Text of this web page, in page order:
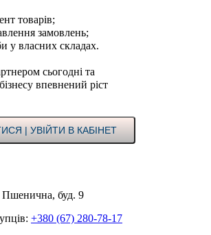
товарів;
замовлень;
у власних складах.
сьогодні та
впевнений ріст
| УВІЙТИ В КАБІНЕТ
Пшенична, буд. 9
+380 (67) 280-78-17